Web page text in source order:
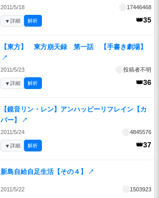
2011/5/18 17446468
👑35
▼詳細 解析
【東方】 東方崩天録 第一話 【手書き劇場】
↗
2011/5/23 投稿者不明
👑36
▼詳細 解析
【鏡音リン・レン】アンハッピーリフレイン【カ
バー】
↗
2011/5/24 4845576
👑37
▼詳細 解析
新島自給自足生活【その４】 ↗
2011/5/22 1503923